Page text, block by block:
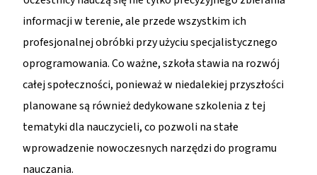
informacji w terenie, ale przede wszystkim ich
profesjonalnej obróbki przy użyciu specjalistycznego
oprogramowania. Co ważne, szkoła stawia na rozwój
całej społeczności, ponieważ w niedalekiej przyszłości
planowane są również dedykowane szkolenia z tej
tematyki dla nauczycieli, co pozwoli na stałe
wprowadzenie nowoczesnych narzędzi do programu
nauczania.